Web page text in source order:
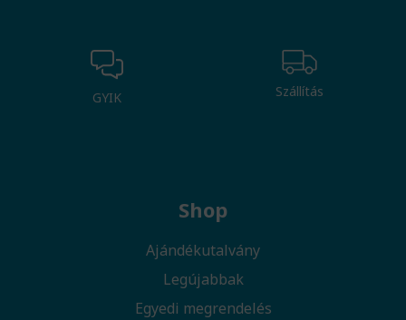
GYIK Szállítás
Shop
Ajándékutalvány
Legújabbak
Egyedi megrendelés